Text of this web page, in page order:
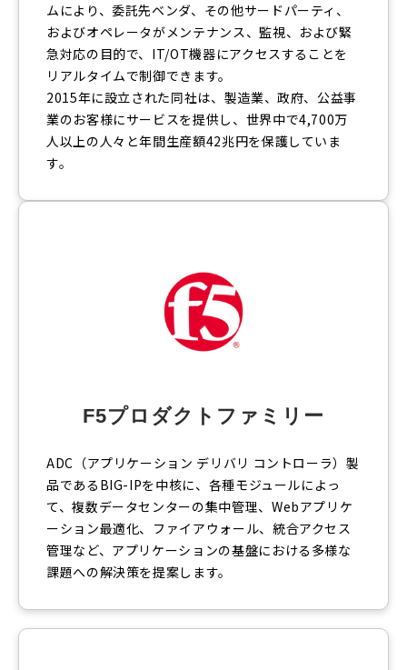
ムにより、委託先ベンダ、その他サードパーティ、
およびオペレータがメンテナンス、監視、および緊
急対応の目的で、IT/OT機器にアクセスすることを
リアルタイムで制御できます。
2015年に設立された同社は、製造業、政府、公益事
業のお客様にサービスを提供し、世界中で4,700万
人以上の人々と年間生産額42兆円を保護していま
す。
F5プロダクトファミリー
ADC（アプリケーション デリバリ コントローラ）製
品であるBIG-IPを中核に、各種モジュールによっ
て、複数データセンターの集中管理、Webアプリケ
ーション最適化、ファイアウォール、統合アクセス
管理など、アプリケーションの基盤における多様な
課題への解決策を提案します。